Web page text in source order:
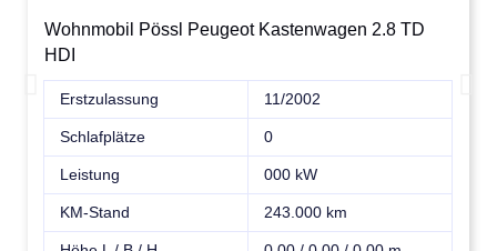
Wohnmobil Pössl Peugeot Kastenwagen 2.8 TD
HDI
Erstzulassung 11/2002
Schlafplätze 0
Leistung 000 kW
KM-Stand 243.000 km